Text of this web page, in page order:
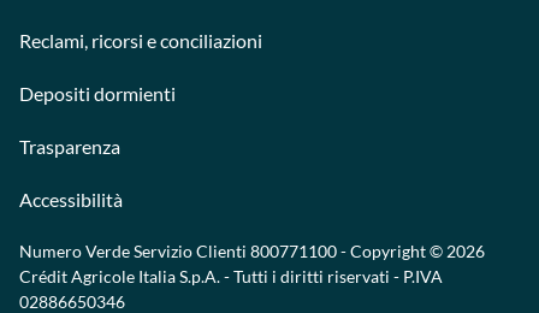
Reclami, ricorsi e conciliazioni
Depositi dormienti
Trasparenza
Accessibilità
Numero Verde Servizio Clienti 800771100- Copyright © 2026
Crédit Agricole Italia S.p.A. - Tutti i diritti riservati - P.IVA
02886650346